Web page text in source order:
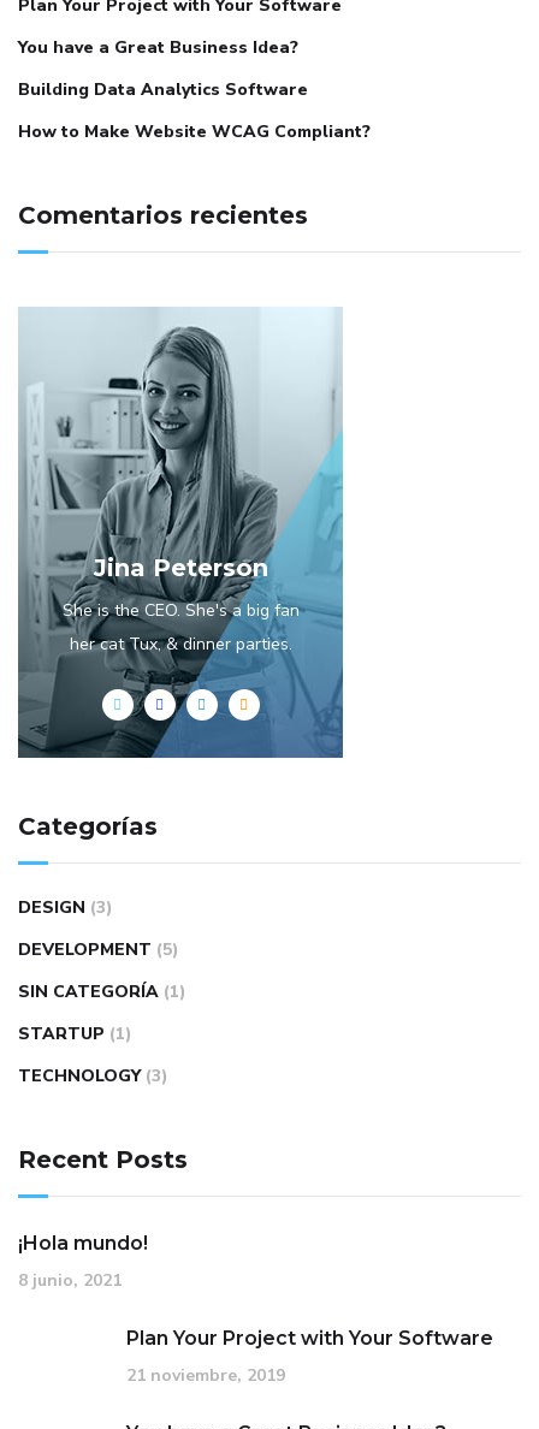
Plan Your Project with Your Software
You have a Great Business Idea?
Building Data Analytics Software
How to Make Website WCAG Compliant?
Comentarios recientes
Jina Peterson
She is the CEO. She's a big fan
her cat Tux, & dinner parties.
Categorías
DESIGN (3)
DEVELOPMENT (5)
SIN CATEGORÍA (1)
STARTUP (1)
TECHNOLOGY (3)
Recent Posts
¡Hola mundo!
8 junio, 2021
Plan Your Project with Your Software
21 noviembre, 2019